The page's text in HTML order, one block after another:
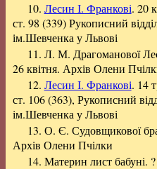
10. Лесин І. Франкові. 20
ст. 98 (339) Рукописний
ім.Шевченка у Львові
11. Л. М. Драгоманової
26 квітня. Архів Олени
12. Лесин І. Франкові. 14
ст. 106 (363), Рукописний
ім.Шевченка у Львові
13. О. Є. Судовщикової
Архів Олени Пчілки
14. Материн лист бабуні.